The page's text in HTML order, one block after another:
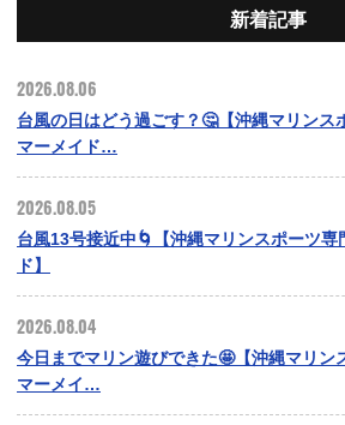
新着記事
2026.08.06
台風の日はどう過ごす？🤔【沖縄マリン
マーメイド…
2026.08.05
台風13号接近中🌀【沖縄マリンスポーツ
ド】
2026.08.04
今日までマリン遊びできた🤩【沖縄マリ
マーメイ…